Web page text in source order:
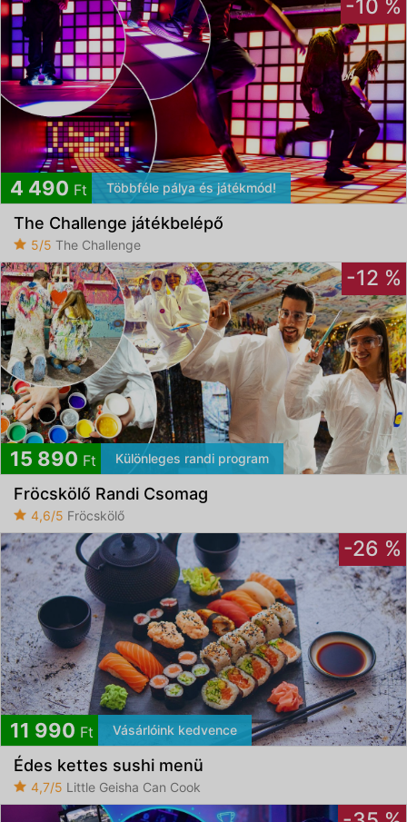
-10 %
4 490 Ft Többféle pálya és játékmód!
The Challenge játékbelépő
5/5 The Challenge
-12 %
15 890 Ft Különleges randi program
Fröcskölő Randi Csomag
4,6/5 Fröcskölő
-26 %
11 990 Ft Vásárlóink kedvence
Édes kettes sushi menü
4,7/5 Little Geisha Can Cook